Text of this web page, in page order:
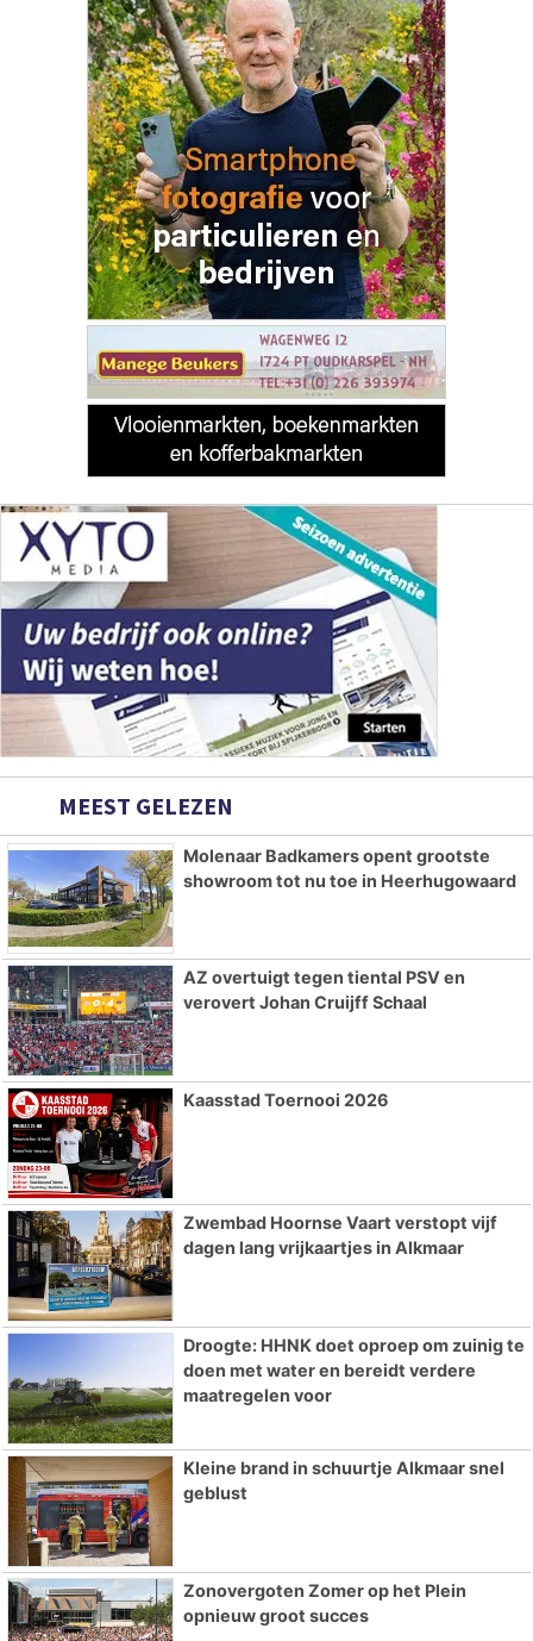
MEEST GELEZEN
Molenaar Badkamers opent grootste
showroom tot nu toe in Heerhugowaard
AZ overtuigt tegen tiental PSV en
verovert Johan Cruijff Schaal
Kaasstad Toernooi 2026
Zwembad Hoornse Vaart verstopt vijf
dagen lang vrijkaartjes in Alkmaar
Droogte: HHNK doet oproep om zuinig te
doen met water en bereidt verdere
maatregelen voor
Kleine brand in schuurtje Alkmaar snel
geblust
Zonovergoten Zomer op het Plein
opnieuw groot succes